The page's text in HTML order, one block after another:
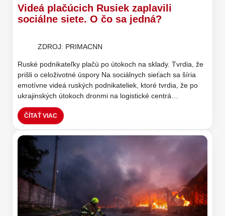
Videá plačúcich Rusiek zaplavili
sociálne siete. O čo sa jedná?
ZDROJ: PRIMACNN
Ruské podnikateľky plačú po útokoch na sklady. Tvrdia, že
prišli o celoživotné úspory Na sociálnych sieťach sa šíria
emotívne videá ruských podnikateliek, ktoré tvrdia, že po
ukrajinských útokoch dronmi na logistické centrá…
ČÍTAŤ VIAC